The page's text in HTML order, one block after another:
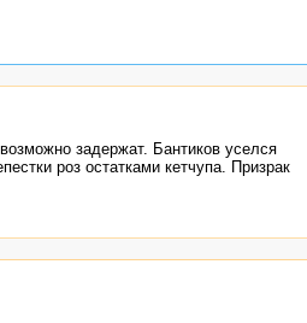
задержат. Бантиков уселся
роз остатками кетчупа. Призрак